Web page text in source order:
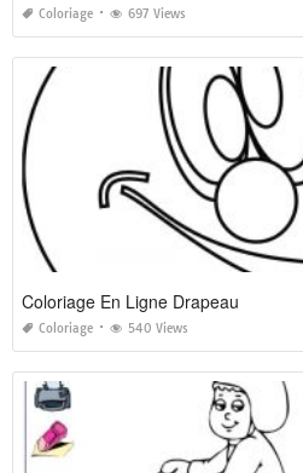
Coloriage 697 Views
Coloriage En Ligne Drapeau
Coloriage 540 Views